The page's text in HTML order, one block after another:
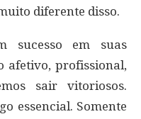
diferente disso.
sucesso em suas
afetivo, profissional,
sair vitoriosos.
essencial. Somente